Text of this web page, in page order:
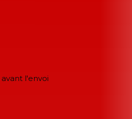
avant l'envoi